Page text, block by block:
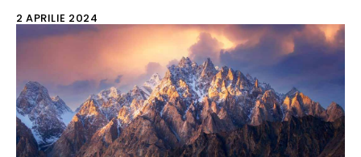
2 APRILIE 2024